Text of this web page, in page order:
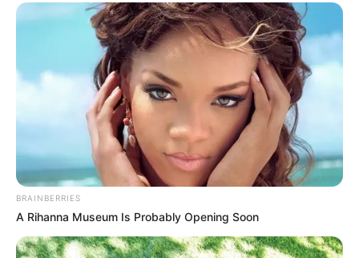
Museen in und um Zittau
Kinderausflugsziele für Zittau
Kindergeburtstag feiern
Schlösser und Burgen in und um Zittau
Tagesausflugsziele für Zittau
Bademöglichkeiten
Wandern
Ausflug mit der Bahn
Kinoprogramm
Angebote für Behinderte
BRAINBERRIES
A Rihanna Museum Is Probably Opening Soon